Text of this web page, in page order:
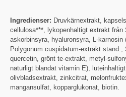
Ingredienser: Druvkärnextrakt,
cellulosa***, lykopenhaltigt extrakt från
askorbinsyra, hyaluronsyra, L-karnosin
Polygonum cuspidatum-extrakt stand.,
quercetin, grönt te-extrakt, metyl-
naturligt blandat vitamin E),
olivbladsextrakt, zinkcitrat,
mangansulfat, kopparglukonat, biotin.